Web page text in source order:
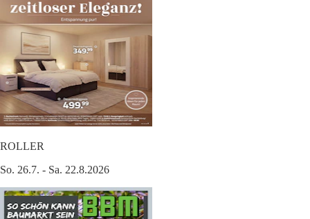
ROLLER
So. 26.7. - Sa. 22.8.2026